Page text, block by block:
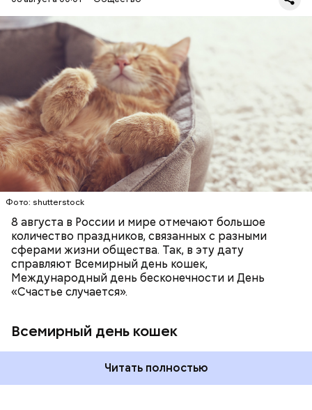
Фото: shutterstock
8 августа в России и мире отмечают большое
количество праздников, связанных с разными
сферами жизни общества. Так, в эту дату
справляют Всемирный день кошек,
Международный день бесконечности и День
«Счастье случается».
Всемирный день кошек
Инициатором Всемирного дня кошек в 2002 году
стал международный фонд Animal Welfare. В этот
праздник котам демонстрируют свою любовь и
почитание. Можно купить своему питомцу его
любимое лакомство или новую игрушку. В
некоторых странах в эту дату открываются
специальные парки для выгуливания котов,
кошачьи магазины и другие заведения.
Читать полностью
ПРАЗДНИКИ ЖИВОТНЫЕ
МАТЕМАТИКА
КОШКИ
ПСИХОЛОГИЯ
В Международный день холостяка все мужчины
без пары видятся со своими друзьями, устраивают
вечеринки, играют в видеоигры и проводят время,
наслаждаясь свободой и независимостью, пока
это возможно, ведь может быть и так, что через год
они уже не будут холостяками.
Спагетти из кабачков
Ингредиенты: